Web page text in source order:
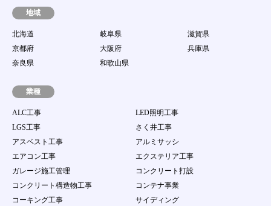
（パソコン等の端末機器、ソフトウェア及び通信回
ないとともに、接続環境整備のための助言、サポー
ト行為を行う責任を持たないものとします。
第9条 譲渡禁止
させたり、売買、名義変更、質権の設定その他の担
保に供する等の行為はできないものとします。
第10条 ユーザーID及びパスワードの管理
１．会員は、自己のID及び会員自身で登録するパス
ワードの使用および管理について一切の責任を持
つものとします。
ワードを第三者に利用させたり、貸与、譲渡、名
義変更、売買等をしてはならない。
３．当社のID及びパスワードが他の第三者の使用に
地域
北海道 岐阜県
滋賀県
京都府
大阪府
兵庫県
奈良県
和歌山県
業種
ALC工事
LED照明工事
LGS工事
さく井工事
アスベスト工事
アルミサッシ
エアコン工事
エクステリア工事
ガレージ施工管理
コンクリート打設
コンクリート構造物工事
コンテナ事業
コーキング工事
サイディング